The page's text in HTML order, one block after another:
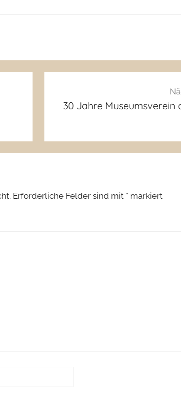
30 Jahre Museumsverein
Erforderliche Felder sind mit * markiert